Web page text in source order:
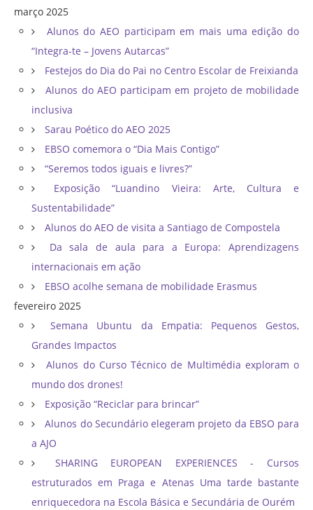
março 2025
Alunos do AEO participam em mais uma edição do
“Integra-te – Jovens Autarcas”
Festejos do Dia do Pai no Centro Escolar de Freixianda
Alunos do AEO participam em projeto de mobilidade
inclusiva
Sarau Poético do AEO 2025
EBSO comemora o “Dia Mais Contigo”
“Seremos todos iguais e livres?”
Exposição “Luandino Vieira: Arte, Cultura e
Sustentabilidade”
Alunos do AEO de visita a Santiago de Compostela
Da sala de aula para a Europa: Aprendizagens
internacionais em ação
EBSO acolhe semana de mobilidade Erasmus
fevereiro 2025
Semana Ubuntu da Empatia: Pequenos Gestos,
Grandes Impactos
Alunos do Curso Técnico de Multimédia exploram o
mundo dos drones!
Exposição “Reciclar para brincar”
Alunos do Secundário elegeram projeto da EBSO para
a AJO
SHARING EUROPEAN EXPERIENCES - Cursos
estruturados em Praga e Atenas Uma tarde bastante
enriquecedora na Escola Básica e Secundária de Ourém